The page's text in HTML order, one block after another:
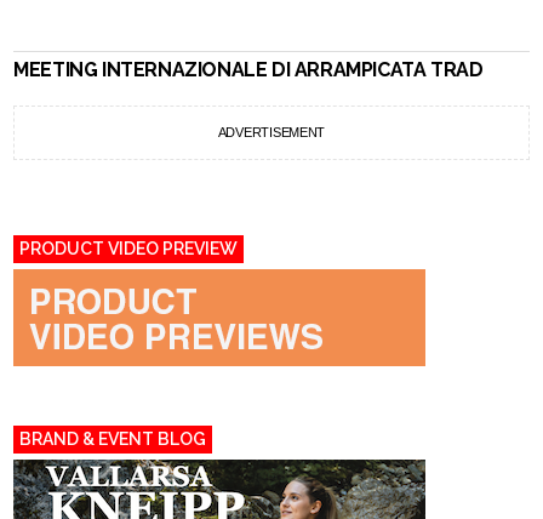
MEETING INTERNAZIONALE DI ARRAMPICATA TRAD
ADVERTISEMENT
PRODUCT VIDEO PREVIEW
BRAND & EVENT BLOG